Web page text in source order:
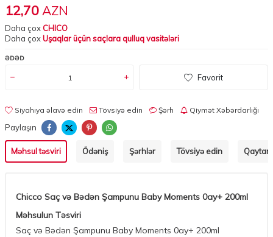
12,70 AZN
Daha çoxCHICO
Daha çoxUşaqlar üçün saçlara qulluq vasitələri
ƏDƏD
Favorit
Siyahıya əlavə edin Tövsiyə edin Şərh Qiymət Xəbərdarlığı
Paylaşın
Məhsul təsviri Ödəniş Şərhlər Tövsiyə edin
Chicco Saç və Bədən Şampunu Baby Moments 0ay+ 200ml
Məhsulun Təsviri
Saç və Bədən Şampunu Baby Moments 0ay+ 200ml